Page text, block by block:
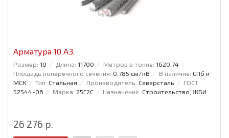
Арматура 10 А3.
Размер: 10 Длина: 11700 Метров в тонне: 1620,74
Площадь поперечного сечения: 0,785 см/кВ В наличие: СПб и
МСК
Тип: Стальная Производитель: Северсталь
ГОСТ:
52544-06
Марка: 25Г2С Назначение: Строительство, ЖБИ
26 276 р.